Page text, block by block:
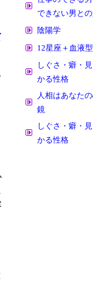
できない男と
陰陽学
12星座＋血液型
しぐさ・癖・
かる性格
人相はあなた
鏡
しぐさ・癖・
かる性格